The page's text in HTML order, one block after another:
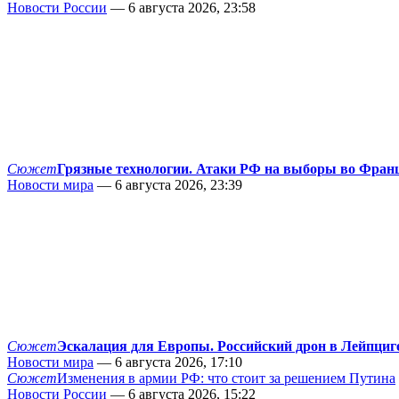
Новости России — 6 августа 2026, 23:58
СюжетГрязные технологии. Атаки РФ на выборы во
Новости мира — 6 августа 2026, 23:39
СюжетЭскалация для Европы. Российский дрон в
Новости мира — 6 августа 2026, 17:10
СюжетИзменения в армии РФ: что стоит за решением Путина
Новости России — 6 августа 2026, 15:22